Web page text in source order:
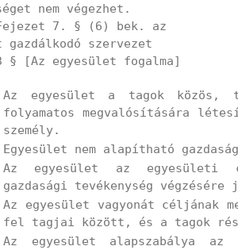
nem végezhet.
7. § (6) bek. az
gazdálkodó szervezet
§ [Az egyesület fogalma]
Az egyesület a tagok közös,
folyamatos megvalósítására
személy.
Egyesület nem alapítható
Az egyesület az egyesületi
gazdasági tevékenység
Az egyesület vagyonát céljának
fel tagjai között, és a tagok
Az egyesület alapszabálya